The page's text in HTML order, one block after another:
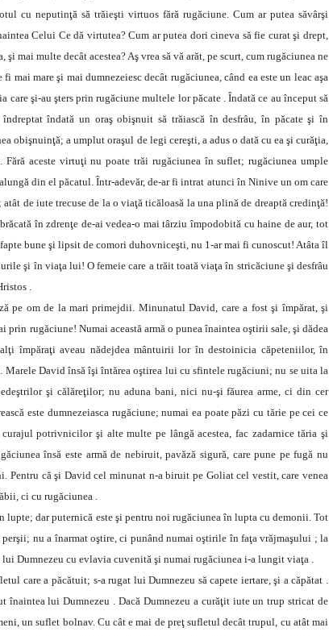
cu neputinţă să trăieşti virtuos fără rugăciune. Cum ar putea săvârşi
Celui Ce dă virtutea? Cum ar putea dori cineva să fie curat şi drept,
şi mai multe decât acestea? Aş vrea să vă arăt, pe scurt, cum rugăciunea ne
mai mare şi mai dumnezeiesc decât rugăciunea, când ea este un leac aşa
şi-au şters prin rugăciune multele lor păcate . Îndată ce au început să
îndată un oraş obişnuit să trăiască în desfrâu, în păcate şi în
obişnuinţă; a umplut oraşul de legi cereşti, a adus o dată cu ea şi curăţia,
aceste virtuţi nu poate trăi rugăciunea în suflet; rugăciunea umple
din el păcatul. Într-adevăr, de-ar fi intrat atunci în Ninive un om care
de iute trecuse de la o viaţă ticăloasă la una plină de dreaptă credinţă!
în zdrenţe de-ai vedea-o mai târziu împodobită cu haine de aur, tot
bune şi lipsit de comori duhovniceşti, nu 1-ar mai fi cunoscut! Atâta îl
şi în viaţa lui! O femeie care a trăit toată viaţa în stricăciune şi desfrâu
.
pe om de la mari primejdii. Minunatul David, care a fost şi împărat, şi
rugăciune! Numai această armă o punea înaintea oştirii sale, şi dădea
împăraţi aveau nădejdea mântuirii lor în destoinicia căpeteniilor, în
David însă îşi întărea oştirea lui cu sfintele rugăciuni; nu se uita la
şi călăreţilor; nu aduna bani, nici nu-şi făurea arme, ci din cer
este dumnezeiasca rugăciune; numai ea poate păzi cu tărie pe cei ce
potrivnicilor şi alte multe pe lângă acestea, fac zadarnice tăria şi
însă este armă de nebiruit, pavăză sigură, care pune pe fugă nu
Pentru că şi David cel minunat n-a biruit pe Goliat cel vestit, care venea
ci cu rugăciunea .
lupte; dar puternică este şi pentru noi rugăciunea în lupta cu demonii. Tot
nu a înarmat oştire, ci punând numai oştirile în faţa vrăjmaşului ; la
lui Dumnezeu cu evlavia cuvenită şi numai rugăciunea i-a lungit viaţa .
care a păcătuit; s-a rugat lui Dumnezeu să capete iertare, şi a căpătat .
înaintea lui Dumnezeu . Dacă Dumnezeu a curăţit iute un trup stricat de
un suflet bolnav. Cu cât e mai de preţ sufletul decât trupul, cu atât mai